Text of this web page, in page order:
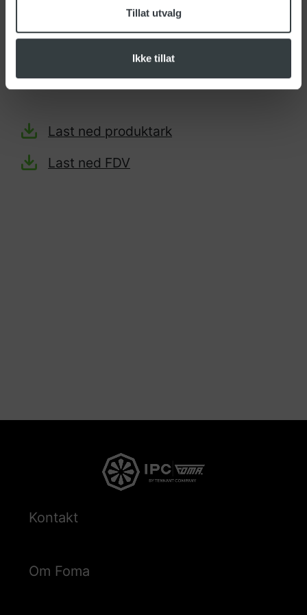
Tillat utvalg
Ikke tillat
Materiale: Mikrofiber
Last ned produktark
Last ned FDV
Kontakt
Om Foma